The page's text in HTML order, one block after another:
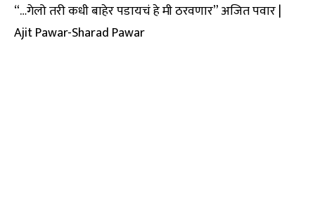
“…गेलो तरी कधी बाहेर पडायचं हे मी ठरवणार” अजित पवार |
Ajit Pawar-Sharad Pawar